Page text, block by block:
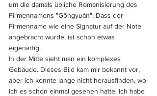
um die damals übliche Romanisierung des
Firmennamens "Gōngyuán". Dass der
Firmenname wie eine Signatur auf der Note
angebracht wurde, ist schon etwas
eigenartig.
In der Mitte sieht man ein komplexes
Gebäude. Dieses Bild kam mir bekannt vor,
aber ich konnte lange nicht herausfinden, wo
ich es schon einmal gesehen hatte. Ich habe